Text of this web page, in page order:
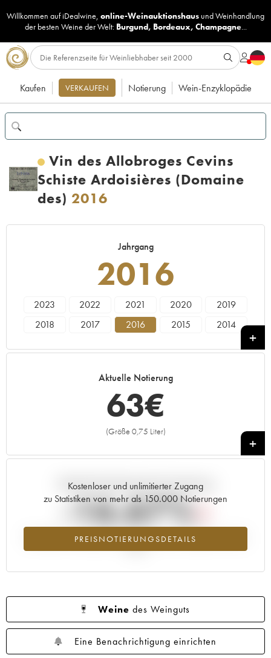
Willkommen auf iDealwine, online-Weinauktionshaus undWeinhandlung
der besten Weine der Welt: Burgund, Bordeaux, Champagne...
Kaufen VERKAUFEN Notierung Wein-Enzyklopädie
Vin des Allobroges Cevins
Schiste Ardoisières (Domaine
des) 2016
Jahrgang
2016
2023 2022 2021 2020
2019
2018
2017 2016 2015
2014
Aktuelle Notierung
63€
(Größe 0,75 Liter)
+
Kostenloser und unlimitierter Zugang
zu Statistiken von mehr als 150.000 Notierungen
PREISNOTIERUNGSDETAILS
Aktuelle Entwicklung der Preisnotierung
-16.67%
Preisabfall des Jahrgangs 2016 im Jahr 2026 im Vergleich zum Jahr
Weine des Weinguts
Eine Benachrichtigung einrichten